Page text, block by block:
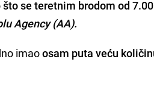
se teretnim brodom od
Agency (AA).
imaoosam puta veću